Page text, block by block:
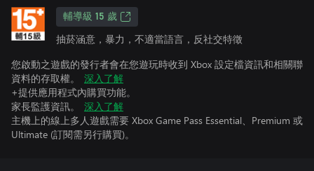
輔導級 15 歲
抽菸涵意，暴力，不適當語言，反社交特徵
您啟動之遊戲的發行者會在您遊玩時收到 Xbox 設定檔資訊和相關聯
資料的存取權。
深入了解
+提供應用程式內購買功能。
家長監護資訊。
深入了解
主機上的線上多人遊戲需要 Xbox Game Pass Essential、Premium 或
Ultimate (訂閱需另行購買)。